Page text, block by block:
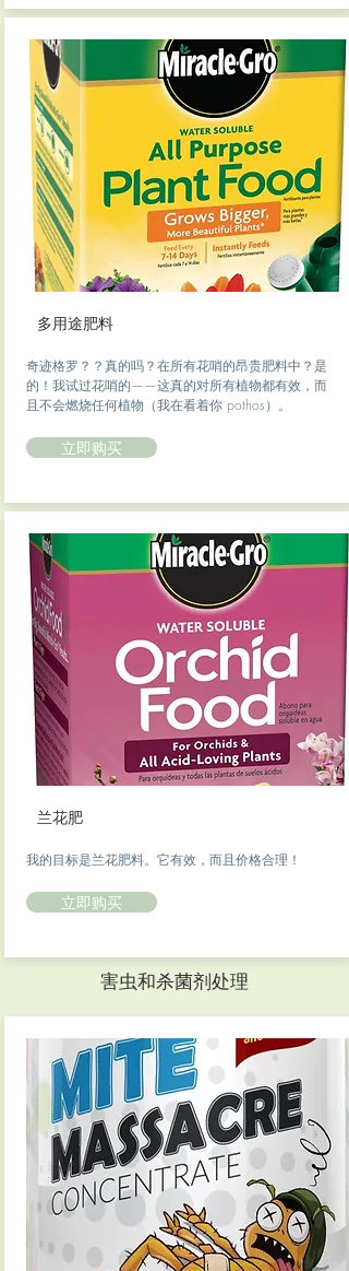
多用途肥料
奇迹格罗？？真的吗？在所有花哨的昂贵肥料中？是
的！我试过花哨的——这真的对所有植物都有效，而
且不会燃烧任何植物（我在看着你 pothos）。
立即购买
兰花肥
我的目标是兰花肥料。它有效，而且价格合理！
立即购买
害虫和杀菌剂处理